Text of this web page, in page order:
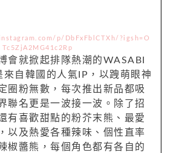
p/DbFxFblCTXh/?igsh=O
Tc5ZjA2MG41c2Rp
會就掀起排隊熱潮的WASABI
來自韓國的人氣IP，以跩萌眼神
圈粉無數，每次推出新品都吸
聯名更是一波接一波。除了招
有喜歡甜點的粉芥末熊、最愛
以及熱愛各種辣味、個性直率
椒醬熊，每個角色都有各自的